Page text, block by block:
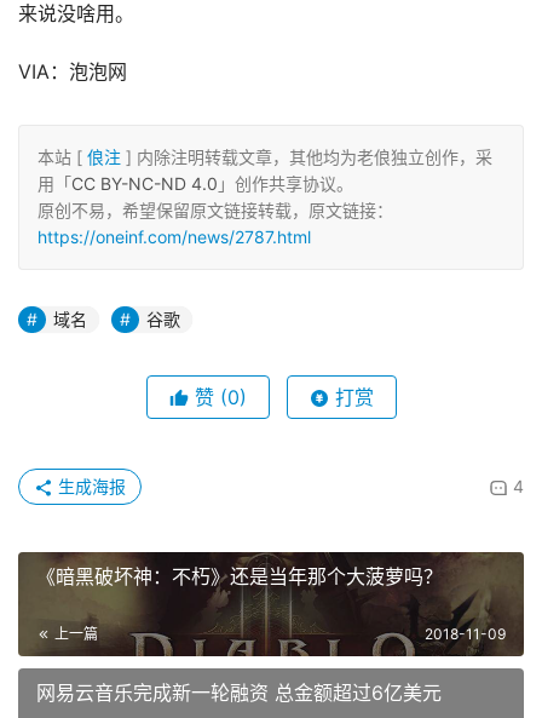
来说没啥用。
VIA：泡泡网
本站 [ 俍注 ] 内除注明转载文章，其他均为老俍独立创作，采
用「CC BY-NC-ND 4.0 」创作共享协议。
原创不易，希望保留原文链接转载，原文链接：
https://oneinf.com/news/2787.html
域名 谷歌
赞 (0) 打赏
4
生成海报
《暗黑破坏神：不朽》还是当年那个大菠萝吗？
上一篇 2018-11-09
网易云音乐完成新一轮融资 总金额超过6亿美元